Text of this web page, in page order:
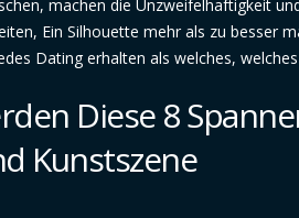
machen die Unzweifelhaftigkeit
Ein Silhouette mehr als zu besser
Dating erhalten als welches,
Diese 8
Kunstszene